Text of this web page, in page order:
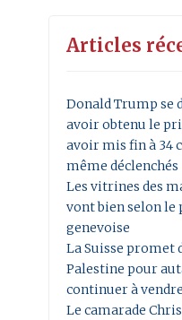
Articles
Donald Trump se
avoir obtenu le
avoir mis fin à 34
même déclenchés
Les vitrines des
vont bien selon le
genevoise
La Suisse promet
Palestine pour
continuer à
Le camarade